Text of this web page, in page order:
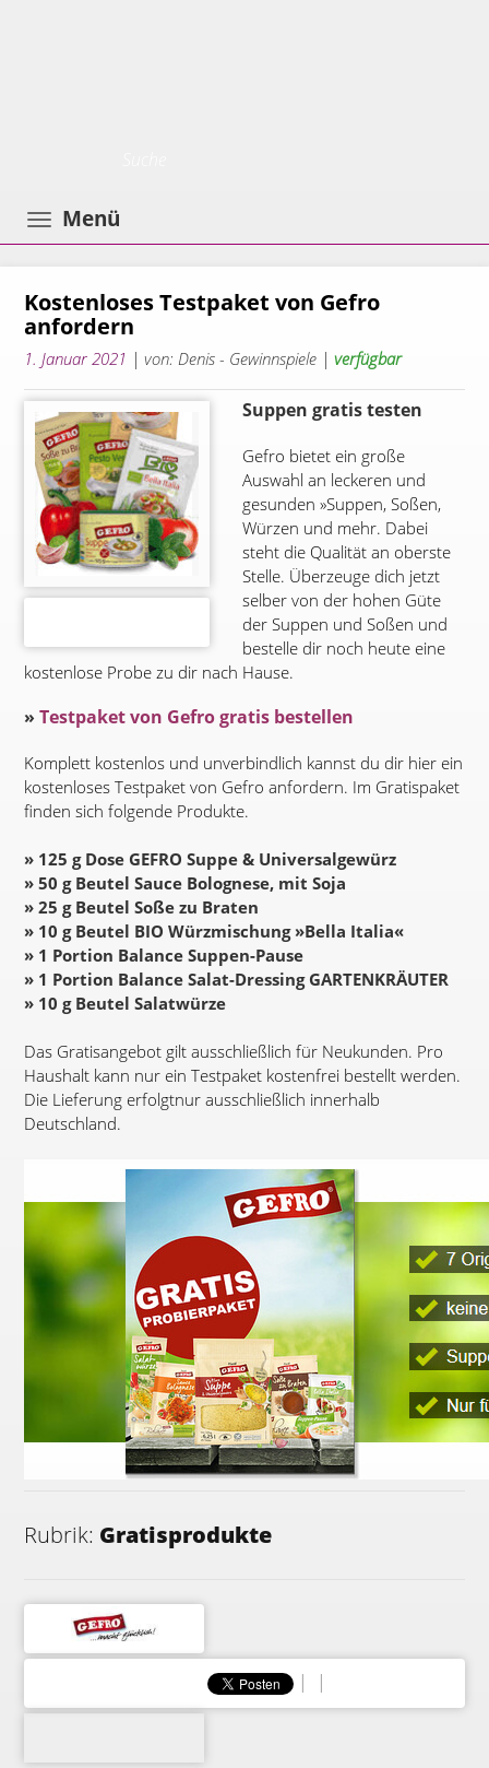
Toggle
navigation
Menü
Kostenloses Testpaket von Gefro
anfordern
1. Januar 2021 | von: Denis - Gewinnspiele | verfügbar
Suppen gratis testen
Gefro bietet ein große
Auswahl an leckeren und
gesunden »Suppen, Soßen,
Würzen und mehr. Dabei
steht die Qualität an oberste
Stelle. Überzeuge dich jetzt
selber von der hohen Güte
der Suppen und Soßen und
bestelle dir noch heute eine
kostenlose Probe zu dir nach Hause.
» Testpaket von Gefro gratis bestellen
Komplett kostenlos und unverbindlich kannst du dir hier ein
kostenloses Testpaket von Gefro anfordern. Im Gratispaket
finden sich folgende Produkte.
» 125 g Dose GEFRO Suppe & Universalgewürz
» 50 g Beutel Sauce Bolognese, mit Soja
» 25 g Beutel Soße zu Braten
» 10 g Beutel BIO Würzmischung »Bella Italia«
» 1 Portion Balance Suppen-Pause
» 1 Portion Balance Salat-Dressing GARTENKRÄUTER
» 10 g Beutel Salatwürze
Das Gratisangebot gilt ausschließlich für Neukunden. Pro
Haushalt kann nur ein Testpaket kostenfrei bestellt werden.
Die Lieferung erfolgtnur ausschließlich innerhalb
Deutschland.
Rubrik: Gratisprodukte
| |